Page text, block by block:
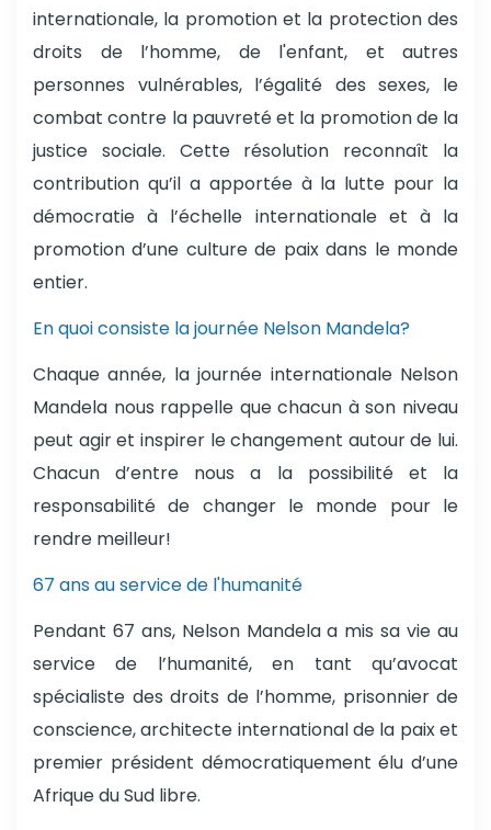
internationale, la promotion et la protection des
droits de l’homme, de l'enfant, et autres
personnes vulnérables, l’égalité des sexes, le
combat contre la pauvreté et la promotion de la
justice sociale. Cette résolution reconnaît la
contribution qu’il a apportée à la lutte pour la
démocratie à l’échelle internationale et à la
promotion d’une culture de paix dans le monde
entier.
En quoi consiste la journée Nelson Mandela?
Chaque année, la journée internationale Nelson
Mandela nous rappelle que chacun à son niveau
peut agir et inspirer le changement autour de lui.
Chacun d’entre nous a la possibilité et la
responsabilité de changer le monde pour le
rendre meilleur!
67 ans au service de l'humanité
Pendant 67 ans, Nelson Mandela a mis sa vie au
service de l’humanité, en tant qu’avocat
spécialiste des droits de l’homme, prisonnier de
conscience, architecte international de la paix et
premier président démocratiquement élu d’une
Afrique du Sud libre.